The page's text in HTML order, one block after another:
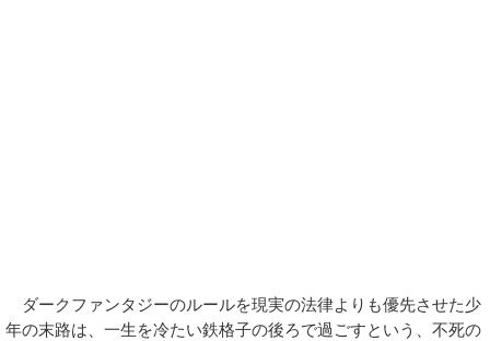
ダークファンタジーのルールを現実の法律よりも優先させた少
年の末路は、一生を冷たい鉄格子の後ろで過ごすという、不死の